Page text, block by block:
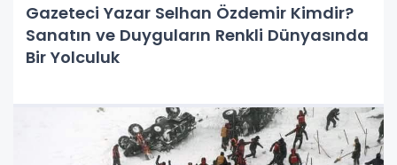
Gazeteci Yazar Selhan Özdemir Kimdir?
Sanatın ve Duyguların Renkli Dünyasında
Bir Yolculuk